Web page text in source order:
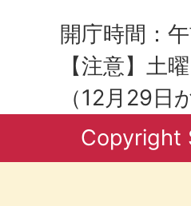
開庁時間：
【注意】土
（12月29日
Copyright